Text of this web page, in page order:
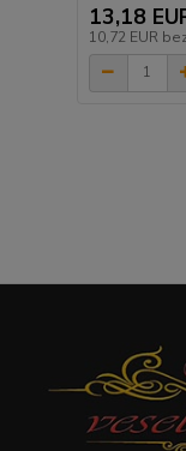
13,18
10,72 EUR